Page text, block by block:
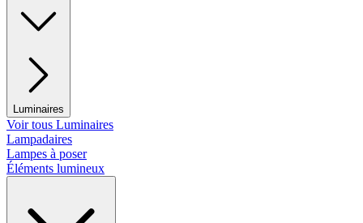
Luminaires
Voir tous Luminaires
Lampadaires
Lampes à poser
Éléments lumineux